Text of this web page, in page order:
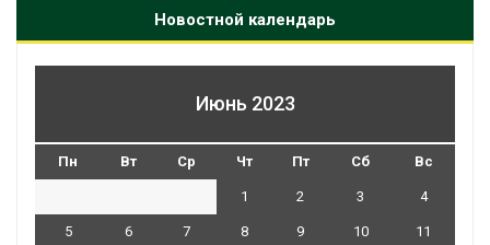
Новостной календарь
Июнь 2023
Пн Вт Ср Чт Пт Сб Вс
1 2 3 4
5 6 7 8 9 10 11